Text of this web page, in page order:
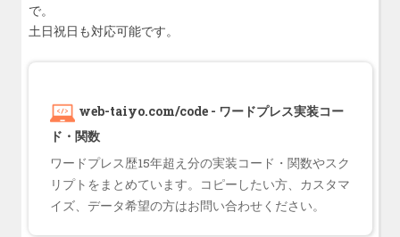
で。
土日祝日も対応可能です。
web-taiyo.com/code - ワードプレス実装コー
ド・関数
ワードプレス歴15年超え分の実装コード・関数やスク
リプトをまとめています。コピーしたい方、カスタマ
イズ、データ希望の方はお問い合わせください。